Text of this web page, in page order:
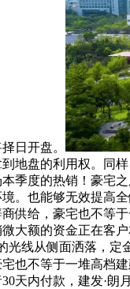
日开盘。
地盘的利用权。同
季度的热销！豪宅
。也能够无效提高
供给，豪宅也不等
大额的资金正在客
光线从侧面洒落，
也不等于一堆高档
天内付款，建发·